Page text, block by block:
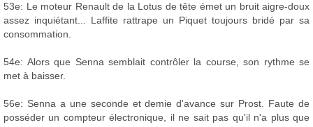
53e: Le moteur Renault de la Lotus de tête émet un bruit aigre-doux
assez inquiétant... Laffite rattrape un Piquet toujours bridé par sa
consommation.
54e: Alors que Senna semblait contrôler la course, son rythme se
met à baisser.
56e: Senna a une seconde et demie d'avance sur Prost. Faute de
posséder un compteur électronique, il ne sait pas qu'il n'a plus que